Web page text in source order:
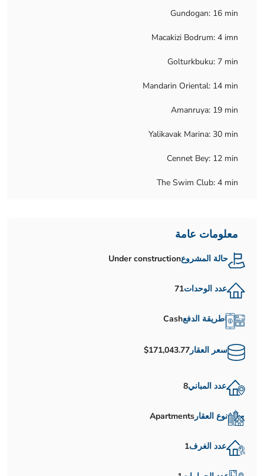
Gundogan: 16 min
Macakizi Bodrum: 4 imn
Golturkbuku: 7 min
Mandarin Oriental: 14 min
Amanruya: 19 min
Yalikavak Marina: 30 min
Cennet Bey: 12 min
The Swim Club: 4 min
معلومات عامة
حالة المشروعUnder construction
عدد الوحدات71
طريقة الدفعCash
سعر العقار$171,043.77
عدد المباني8
نوع العقارApartments
عدد الغرف1